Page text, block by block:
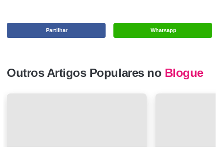
Whatsapp
Partilhar
Outros Artigos Populares no Blogue